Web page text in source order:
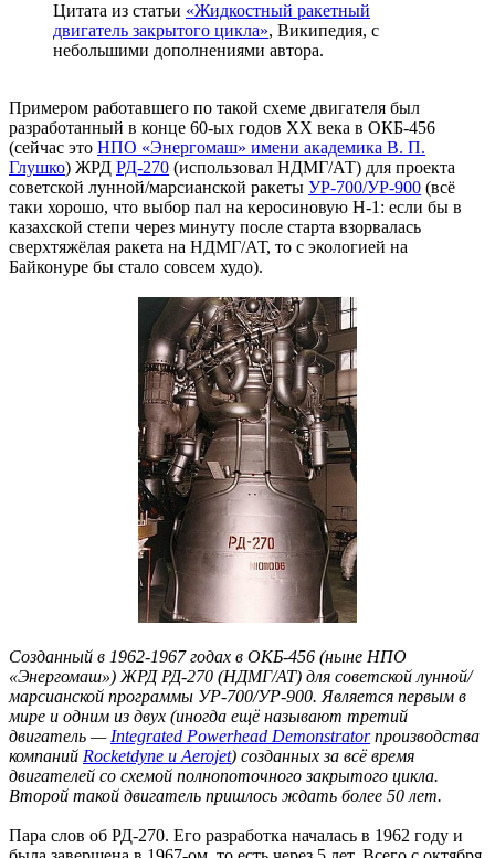
Цитата из статьи «Жидкостный ракетный
двигатель закрытого цикла», Википедия, с
небольшими дополнениями автора.
Примером работавшего по такой схеме двигателя был
разработанный в конце 60-ых годов XX века в ОКБ-456
(сейчас это НПО «Энергомаш» имени академика В. П.
Глушко) ЖРД РД-270 (использовал НДМГ/АТ) для проекта
советской лунной/марсианской ракеты УР-700/УР-900 (всё
таки хорошо, что выбор пал на керосиновую Н-1: если бы в
казахской степи через минуту после старта взорвалась
сверхтяжёлая ракета на НДМГ/АТ, то с экологией на
Байконуре бы стало совсем худо).
Созданный в 1962-1967 годах в ОКБ-456 (ныне НПО
«Энергомаш») ЖРД РД-270 (НДМГ/АТ) для советской лунной/
марсианской программы УР-700/УР-900. Является первым в
мире и одним из двух (иногда ещё называют третий
двигатель — Integrated Powerhead Demonstratorпроизводства
компаний Rocketdyne и Aerojet) созданных за всё время
двигателей со схемой полнопоточного закрытого цикла.
Второй такой двигатель пришлось ждать более 50 лет.
Пара слов об РД-270. Его разработка началась в 1962 году и